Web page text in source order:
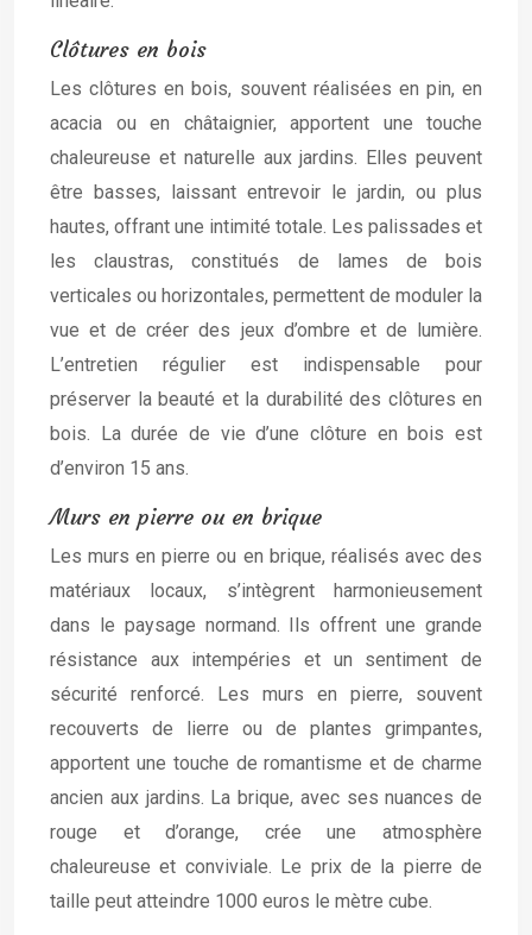
Clôtures en bois
Les clôtures en bois, souvent réalisées en pin, en
acacia ou en châtaignier, apportent une touche
chaleureuse et naturelle aux jardins. Elles peuvent
être basses, laissant entrevoir le jardin, ou plus
hautes, offrant une intimité totale. Les palissades et
les claustras, constitués de lames de bois
verticales ou horizontales, permettent de moduler la
vue et de créer des jeux d’ombre et de lumière.
L’entretien régulier est indispensable pour
préserver la beauté et la durabilité des clôtures en
bois. La durée de vie d’une clôture en bois est
d’environ 15 ans.
Murs en pierre ou en brique
Les murs en pierre ou en brique, réalisés avec des
matériaux locaux, s’intègrent harmonieusement
dans le paysage normand. Ils offrent une grande
résistance aux intempéries et un sentiment de
sécurité renforcé. Les murs en pierre, souvent
recouverts de lierre ou de plantes grimpantes,
apportent une touche de romantisme et de charme
ancien aux jardins. La brique, avec ses nuances de
rouge et d’orange, crée une atmosphère
chaleureuse et conviviale. Le prix de la pierre de
taille peut atteindre 1000 euros le mètre cube.